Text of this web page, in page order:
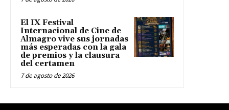
El IX Festival
Internacional de Cine de
Almagro vive sus jornadas
más esperadas con la gala
de premios y la clausura
del certamen
7 de agosto de 2026